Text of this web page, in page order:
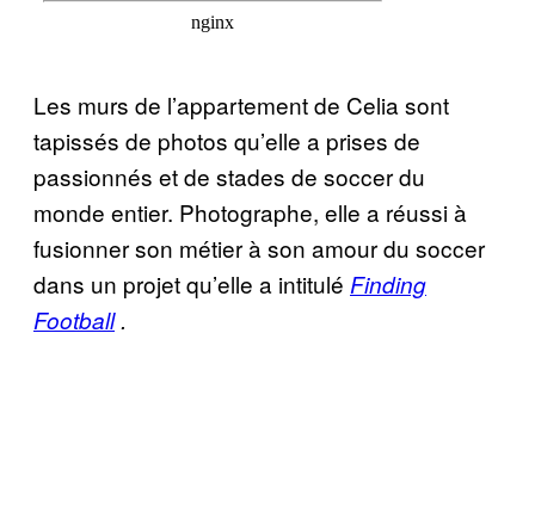
Les murs de l’appartement de Celia sont
tapissés de photos qu’elle a prises de
passionnés et de stades de soccer du
monde entier. Photographe, elle a réussi à
fusionner son métier à son amour du soccer
dans un projet qu’elle a intitulé Finding
Football.